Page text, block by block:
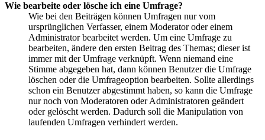
Wie bearbeite oder lösche ich eine Umfrage?
Wie bei den Beiträgen können Umfragen nur vom
ursprünglichen Verfasser, einem Moderator oder einem
Administrator bearbeitet werden. Um eine Umfrage zu
bearbeiten, ändere den ersten Beitrag des Themas; dieser ist
immer mit der Umfrage verknüpft. Wenn niemand eine
Stimme abgegeben hat, dann können Benutzer die Umfrage
löschen oder die Umfrageoption bearbeiten. Sollte allerdings
schon ein Benutzer abgestimmt haben, so kann die Umfrage
nur noch von Moderatoren oder Administratoren geändert
oder gelöscht werden. Dadurch soll die Manipulation von
laufenden Umfragen verhindert werden.